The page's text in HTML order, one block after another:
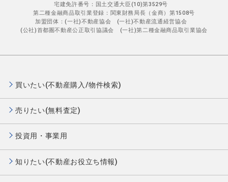
宅建免許番号：国土交通大臣(10)第3529号
第二種金融商品取引業登録：関東財務局長（金商）第1508号
加盟団体：(一社)不動産協会 (一社)不動産流通経営協会
(公社)首都圏不動産公正取引協議会 (一社)第二種金融商品取引業協会
買いたい(不動産購入/物件検索)
売りたい(無料査定)
投資用・事業用
知りたい(不動産お役立ち情報)